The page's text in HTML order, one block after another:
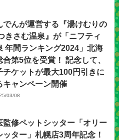
でんが運営する『湯けむりの
きさむ温泉』が「ニフティ
年間ランキング2024」北海
合第5位を受賞！ 記念して、
チケットが最大100円引きに
キャンペーン開催
03/08
監修ペットシッター「オリー
ッター」札幌店3周年記念！